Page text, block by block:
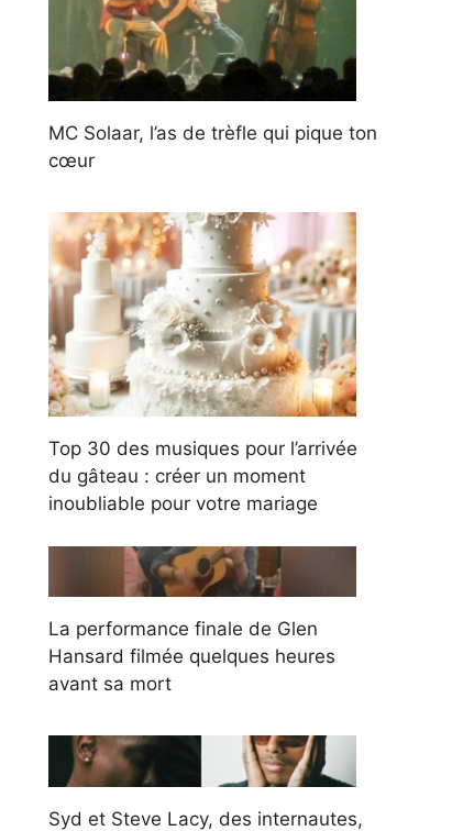
MC Solaar, l’as de trèfle qui pique ton
cœur
Top 30 des musiques pour l’arrivée
du gâteau : créer un moment
inoubliable pour votre mariage
La performance finale de Glen
Hansard filmée quelques heures
avant sa mort
Syd et Steve Lacy, des internautes,